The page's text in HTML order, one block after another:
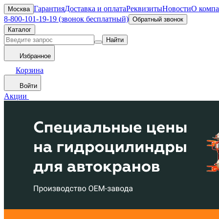
Москва ГарантияДоставка и оплатаРеквизитыНовостиО
8-800-101-19-19 (звонок бесплатный) Обратный звонок
Каталог
Найти
Избранное
Корзина
Войти
Акции